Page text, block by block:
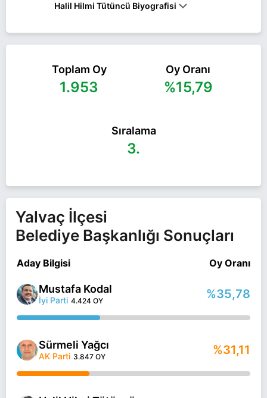
Halil Hilmi Tütüncü Biyografisi
ÜNIVERSITESI HUKUK FAKÜLTESI'NI
TAMAMLAYAN TÜTÜNCÜ, 15 YIL YALVAÇ'TA
AVUKATLIK YAPTI. TÜTÜNCÜ, YALVAÇ SANAYI VE
TICARET ODASI, GELENDOST BELEDIYESI,
HUKUK DANIŞMANLIĞINI VE AVUKATLIĞINI
YAPTI. TÜTÜNCÜ, 2014 VE 2019 SEÇIMLERINDE
MHP'DEN YALVAÇ BELEDIYE BAŞKANI
TÜTÜNCÜ, EVLI VE IKI ÇOCUK BABASIDIR.
Halil Hilmi Tütüncü Isparta YALVAÇ belediye
başkan adayı olarak MHP ile 31 Mart 2024 yerel
seçimlerinde yarışıyor. Halil Hilmi Tütüncü ile ilgili
daha fazla bilgi için Halil Hilmi Tütüncü Haberleri
Toplam Oy
1.953
Oy Oranı
%15,79
Sıralama
3.
Yalvaç İlçesi
Belediye Başkanlığı Sonuçları
Aday Bilgisi Oy Oranı
Mustafa Kodal
İyi Parti 4.424 OY %35,78
Sürmeli Yağcı
AK Parti 3.847 OY %31,11